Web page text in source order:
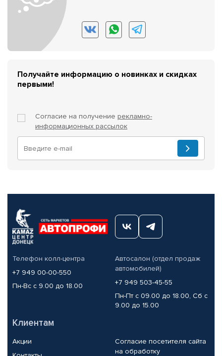
Получайте информацию о новинках и скидках
первыми!
Согласие на получение рекламно-
информационных рассылок
Телефон колл-центра
+7 949 00-00-550
Пн-Вс с 9.00 до 18.00
Автосалон (отдел продаж
автомобилей)
+7 949 503-45-55
Пн-Пт с 09.00 до 18.00, Сб с
9.00 до 15.00
Клиентам
Акции
Согласие посетителя сайта
на обработку